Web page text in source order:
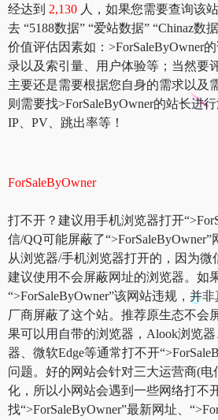
经达到 2,130 人，如果您需要查询该
去 “5188数据” “爱站数据” “Chinaz数
价值评估因素如：>ForSaleByOwner
录以及索引量、用户体验等；当然要
主要还是需要根据您自身的需求以及
则需要找>ForSaleByOwner的站长进
IP、PV、跳出率等！
ForSaleByOwner
打不开？建议用手机浏览器打开
信/QQ可能屏蔽了
从浏览器/手机浏览器打开的，因为微
建议使用不会屏蔽网址的浏览器。如
“>ForSaleByOwner”该网站违规，并
厂商屏蔽了这个站。推荐原生态不会
果可以用自带的浏览器，Alook浏览
器、微软Edge等通常打不开
问题。好的网站会针对三大运营商(
化，所以小网站会遇到一些网络打不
找“>ForSaleByOwner”最新网址、